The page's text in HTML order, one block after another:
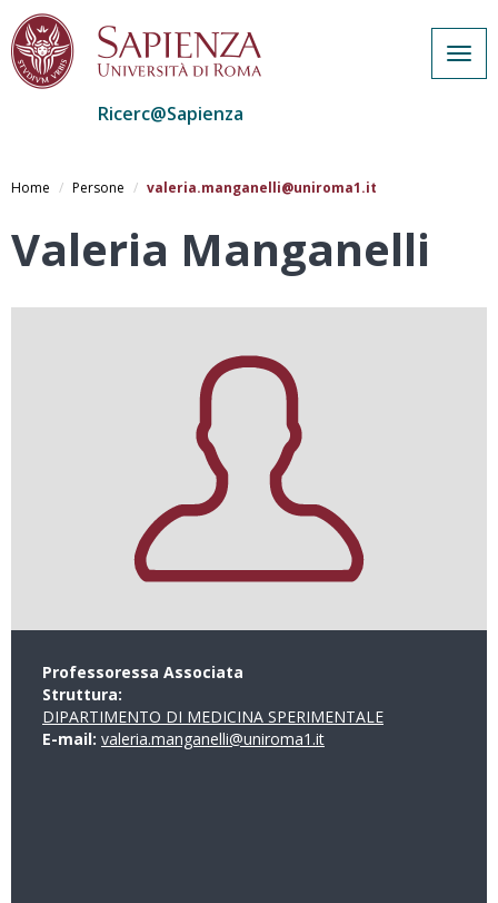
al
Ricerc@Sapienza
Home Persone valeria.manganelli@uniroma1.it
Valeria Manganelli
Professoressa Associata
Struttura:
DIPARTIMENTO DI MEDICINA SPERIMENTALE
E-mail: valeria.manganelli@uniroma1.it